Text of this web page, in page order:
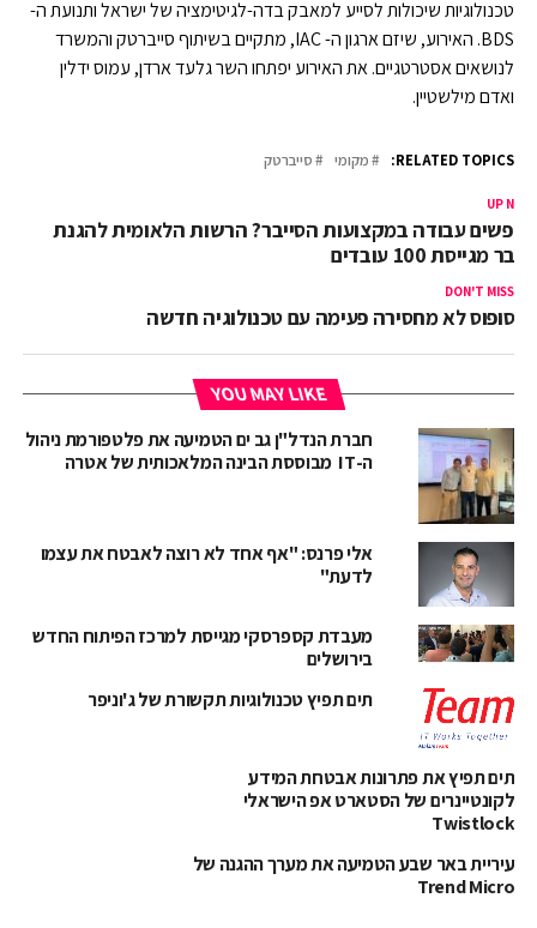
טכנולוגיות שיכולות לסייע למאבק בדה-לגיטימציה של ישראל ותנועת ה-
BDS. האירוע, שיזם ארגון ה- IAC, מתקיים בשיתוף סייברטק והמשרד
לנושאים אסטרטגיים. את האירוע יפתחו השר גלעד ארדן, עמוס ידלין
ואדם מילשטיין.
RELATED TOPICS: מקומי סייברטק
UP
עבודה במקצועות הסייבר? הרשות הלאומית להגנת
מגייסת 100 עובדים
DON'T MISS
סופוס לא מחסירה פעימה עם טכנולוגיה חדשה
YOU MAY LIKE
חברת הנדל"ן גב ים הטמיעה את פלטפורמת ניהול
ה-IT מבוססת הבינה המלאכותית של אטרה
אלי פרנס: "אף אחד לא רוצה לאבטח את עצמו
לדעת"
מעבדת קספרסקי מגייסת למרכז הפיתוח החדש
בירושלים
תים תפיץ טכנולוגיות תקשורת של ג'וניפר
תים תפיץ את פתרונות אבטחת המידע
לקונטיינרים של הסטארט אפ הישראלי
Twistlock
עיריית באר שבע הטמיעה את מערך ההגנה של
Trend Micro